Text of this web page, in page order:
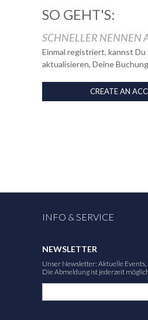
SO GEHT'S:
SCHNELLER NENNEN
Einmal registriert, kannst
aktualisieren, Deine
CREATE AN
INFO & SERVICE
NEWSLETTER
Unser Newsletter: Aktuelle Events,
Die Abmeldung ist jederzeit